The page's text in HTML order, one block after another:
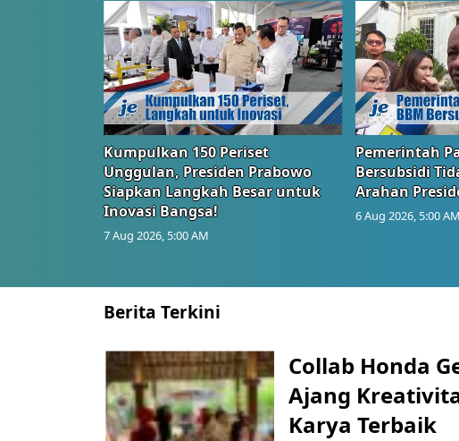
Kumpulkan 150 Periset
Unggulan, Presiden Prabowo
Siapkan Langkah Besar untuk
Inovasi Bangsa!
7 Aug 2026, 5:00 AM
Pemerintah
Bersubsidi
Arahan
6 Aug 2026, 5:00 AM
Berita Terkini
Collab Honda
Ajang
Karya Terbaik